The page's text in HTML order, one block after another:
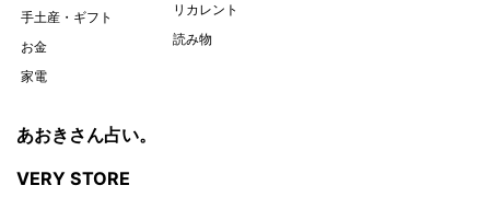
手土産・ギフト
お金
家電
リカレント
読み物
あおきさん占い。
VERY STORE